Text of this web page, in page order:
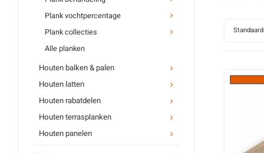
Plank vochtpercentage
Plank collecties
Alle planken
Houten balken & palen
Houten latten
Houten rabatdelen
Houten terrasplanken
Houten panelen
Standaard